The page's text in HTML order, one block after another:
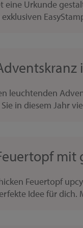
eine Urkunde
leuchtenden
in diesem Jahr
Feuertopf
Idee für dich.